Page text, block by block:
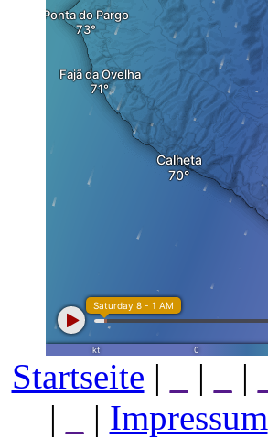
Startseite | | |
|
| Impressum